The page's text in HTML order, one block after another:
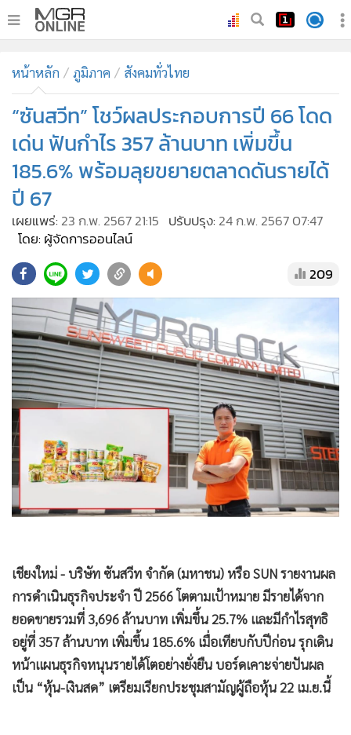
ทันเหตุการณ์
• ภาคใต้
ภูมิภาค
Online Section
• บันเทิง
• ผู้จัดการรายวัน
• คอลัมนิสต์
• CbizReview
• Cyber BIZ
• ผู้จัดกวน
• Good health & Well-being
• Green Innovation & SD
• Management & HR
•
•
Infographic
•
การเมือง
• กีฬา
• Special Scoop
• เศรษฐกิจ-ธุรกิจ
• จีน
• ชุมชน-คุณภาพชีวิต
• อาชญากรรม
• Motoring
หน้าหลัก ภูมิภาค สังคมทั่วไทย
“ซันสวีท” โชว์ผลประกอบการปี 66 โดด
เด่น ฟันกำไร 357 ล้านบาท เพิ่มขึ้น
185.6% พร้อมลุยขยายตลาดดันรายได้
ปี 67
เผยแพร่: 23 ก.พ. 2567 21:15 ปรับปรุง: 24 ก.พ. 2567 07:47
โดย: ผู้จัดการออนไลน์
209
เชียงใหม่ - บริษัท ซันสวีท จำกัด (มหาชน) หรือ SUN รายงานผล
การดำเนินธุรกิจประจำ ปี 2566 โตตามเป้าหมาย มีรายได้จาก
ยอดขายรวมที่ 3,696 ล้านบาท เพิ่มขึ้น 25.7% และมีกำไรสุทธิ
อยู่ที่ 357 ล้านบาท เพิ่มขึ้น 185.6% เมื่อเทียบกับปีก่อน รุกเดิน
หน้าแผนธุรกิจหนุนรายได้โตอย่างยั่งยืน บอร์ดเคาะจ่ายปันผล
เป็น “หุ้น-เงินสด” เตรียมเรียกประชุมสามัญผู้ถือหุ้น 22 เม.ย.นี้